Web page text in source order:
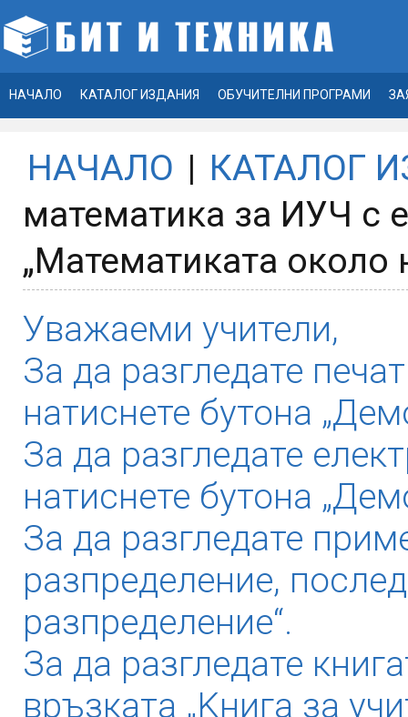
НАЧАЛО КАТАЛОГ ИЗДАНИЯ ОБУЧИТЕЛНИ ПРОГРАМИ
НАЧАЛО | КАТАЛОГ
математика за ИУЧ с
„Математиката около
Уважаеми учители,
За да разгледате
натиснете бутона
За да разгледате
натиснете бутона
За да разгледате
разпределение,
разпределение“.
За да разгледате
връзката „Kнига за